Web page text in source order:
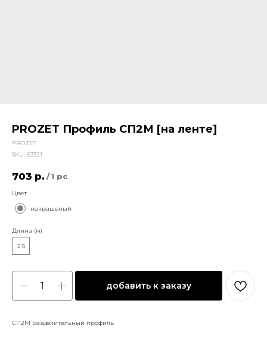
PROZET Профиль СП2М [на ленте]
PROZET
SKU: 63321
703 р. / 1 pc
Цвет
некрашеный
Длина (м)
2.5
добавить к заказу
СП2М разделительный профиль